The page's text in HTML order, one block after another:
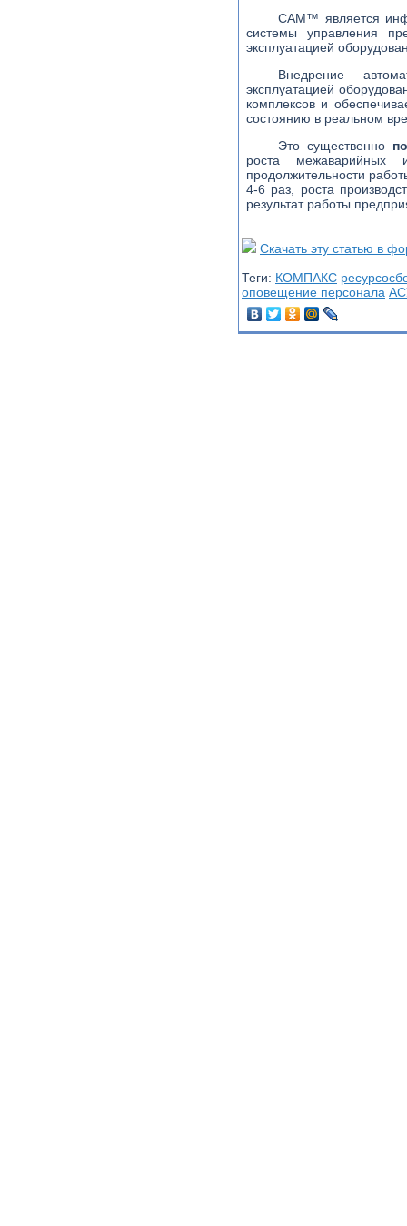
САМ™ является
системы управления
эксплуатацией
Внедрение
эксплуатацией
комплексов и
состоянию в реальном
Это существенно
роста межаварийных
продолжительности
4-6 раз, роста
результат работы
Скачать эту статью в
Теги: КОМПАКС
оповещение персонала